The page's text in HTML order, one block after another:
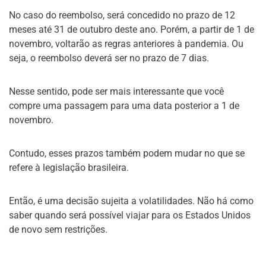
No caso do reembolso, será concedido no prazo de 12
meses até 31 de outubro deste ano. Porém, a partir de 1 de
novembro, voltarão as regras anteriores à pandemia. Ou
seja, o reembolso deverá ser no prazo de 7 dias.
Nesse sentido, pode ser mais interessante que você
compre uma passagem para uma data posterior a 1 de
novembro.
Contudo, esses prazos também podem mudar no que se
refere à legislação brasileira.
Então, é uma decisão sujeita a volatilidades. Não há como
saber quando será possível viajar para os Estados Unidos
de novo sem restrições.